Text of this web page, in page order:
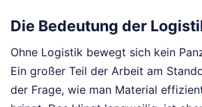
Die Bedeutung der
Ohne Logistik bewegt sich kein
Ein großer Teil der Arbeit am
der Frage, wie man Material